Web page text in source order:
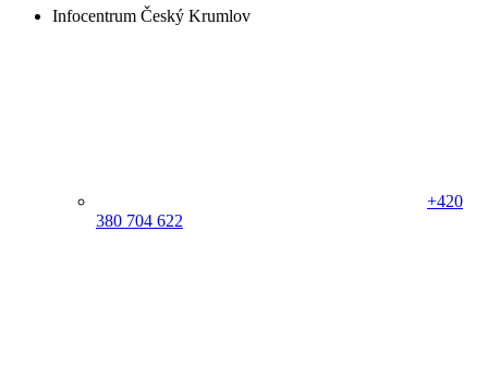
Infocentrum Český Krumlov
+420
380 704 622